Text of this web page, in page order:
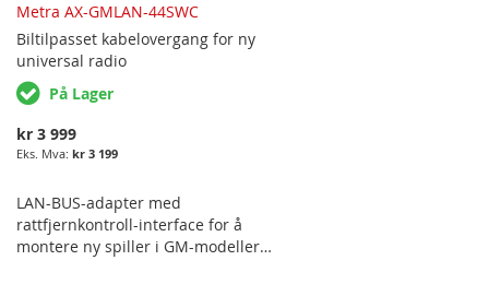
ORIGINALSYSTEM OG SOM IKKE
HAR ORIGINAL DAB-MOTTAKER
SAMT ORIGINALSYSTEM CCC ELLER
BMW RADIO PROFESSIONAL (1-
DIN). PASSER OG KUN PÅ
Metra AX-GMLAN-44SWC
Biltilpasset kabelovergang for ny
universal radio
På Lager
kr 3 999
kr 3 199
LAN-BUS-adapter med
rattfjernkontroll-interface for å
montere ny spiller i GM-modeller